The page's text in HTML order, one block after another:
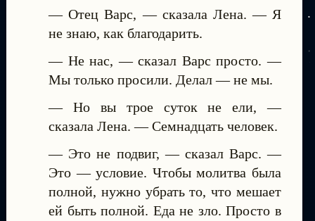
— Отец Варс, — сказала Лена. — Я
не знаю, как благодарить.
— Не нас, — сказал Варс просто. —
Мы только просили. Делал — не мы.
— Но вы трое суток не ели, —
сказала Лена. — Семнадцать человек.
— Это не подвиг, — сказал Варс. —
Это — условие. Чтобы молитва была
полной, нужно убрать то, что мешает
ей быть полной. Еда не зло. Просто в